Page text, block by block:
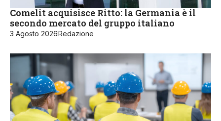
Comelit acquisisce Ritto: la Germania è il
secondo mercato del gruppo italiano
3 Agosto 2026Redazione